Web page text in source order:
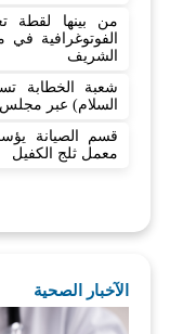
الفوتوغرافية
الشريف
شعبة الخطابة
السلام) عبر
قسم الصيانة
معمل ثلج الكفيل
الآخبار الصحية